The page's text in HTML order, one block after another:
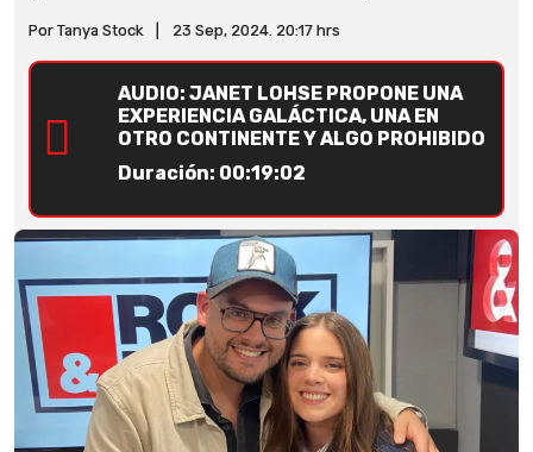
Por Tanya Stock 23 Sep, 2024. 20:17 hrs
AUDIO: JANET LOHSE PROPONE UNA
EXPERIENCIA GALÁCTICA, UNA EN
OTRO CONTINENTE Y ALGO PROHIBIDO
Duración: 00:19:02